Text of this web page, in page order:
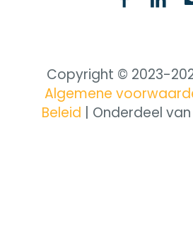
Copyright © 2023-
Algemene
Beleid | Onderdeel van